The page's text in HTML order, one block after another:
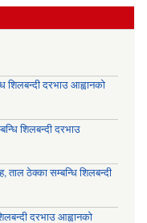
दरभाउ आह्वानको
शिलबन्दी दरभाउ
ताल ठेक्का सम्बन्धि शिलबन्दी
दरभाउ आह्वानको